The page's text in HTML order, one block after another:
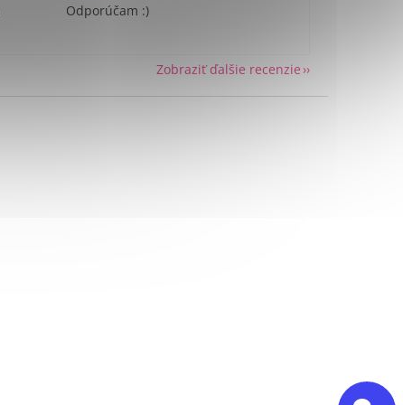
Odporúčam :)
Zobraziť ďalšie recenzie
Send